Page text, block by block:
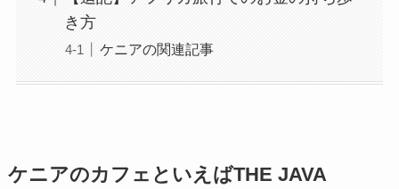
き方
ケニアの関連記事
ケニアのカフェといえばTHE JAVA